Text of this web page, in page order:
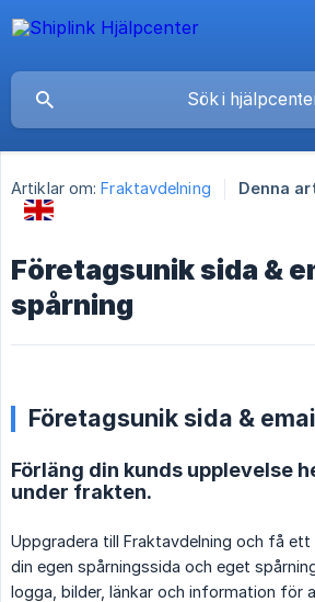
Artiklar om: Fraktavdelning Denna
Företagsunik sida &
spårning
Företagsunik sida &
Förläng din kunds upplevelse
under frakten.
Uppgradera till Fraktavdelning och få
din egen spårningssida och eget
logga, bilder, länkar och information för